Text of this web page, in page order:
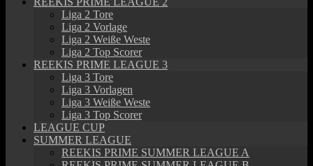
Liga 2 Tore
Liga 2 Vorlage
Liga 2 Weiße Weste
Liga 2 Top Scorer
REEKIS PRIME LEAGUE 3
Liga 3 Tore
Liga 3 Vorlagen
Liga 3 Weiße Weste
Liga 3 Top Scorer
LEAGUE CUP
SUMMER LEAGUE
REEKIS PRIME SUMMER LEAGUE A